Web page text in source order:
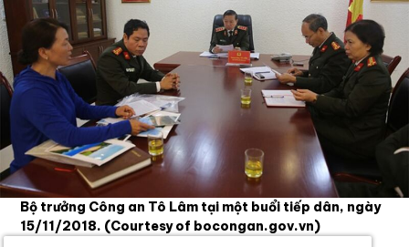
Bộ trưởng Công an Tô Lâm tại một buổi tiếp dân, ngày
15/11/2018. (Courtesy of bocongan.gov.vn)